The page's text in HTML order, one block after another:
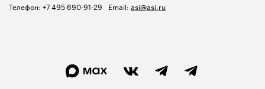
Телефон: +7 495 690-91-29 Email: asi@asi.ru